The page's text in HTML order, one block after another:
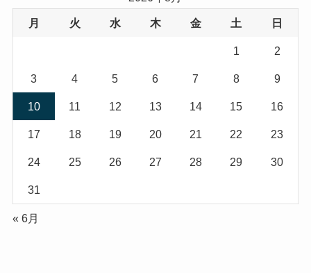
月 火 水 木 金 土 日
1 2
3 4 5 6 7 8 9
10 11 12 13 14 15 16
17 18 19 20 21 22 23
24 25 26 27 28 29 30
31
« 6月